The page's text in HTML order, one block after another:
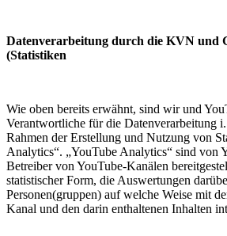
Datenverarbeitung durch die KVN und
(Statistiken
Wie oben bereits erwähnt, sind wir und
Verantwortliche für die Datenverarbeitung
Rahmen der Erstellung und Nutzung von
Analytics“. „YouTube Analytics“ sind von
Betreiber von YouTube-Kanälen
statistischer Form, die Auswertungen
Personen(gruppen) auf welche Weise mit
Kanal und den darin enthaltenen Inhalten